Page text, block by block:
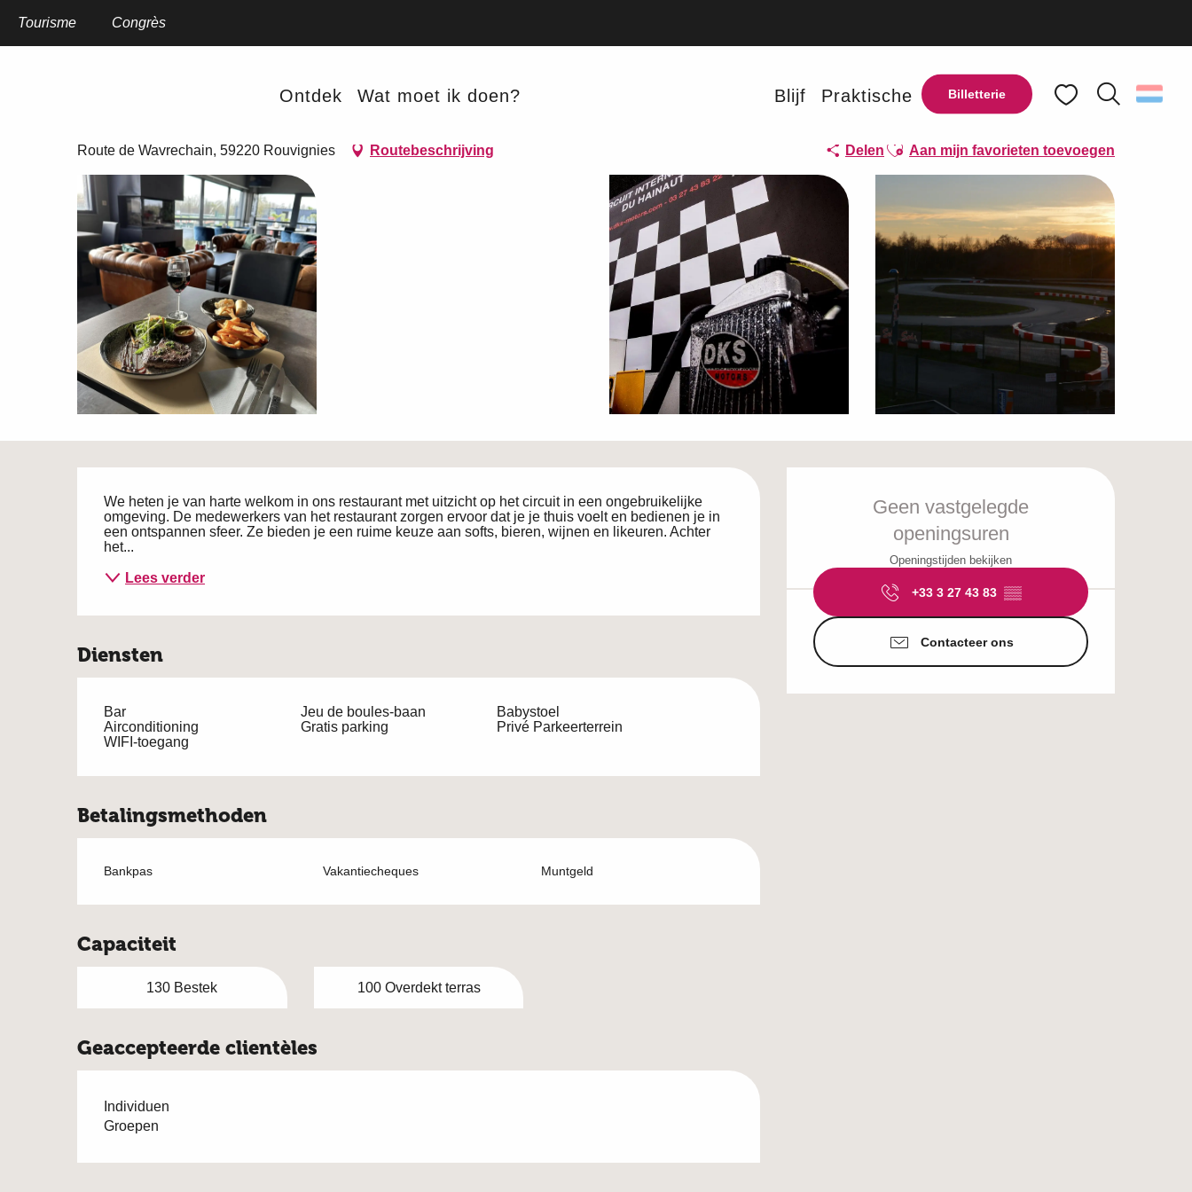
Billetterie
Tourisme Congrès
Ontdek Wat moet ik doen? Blijf Praktische
DKS Motors
Route de Wavrechain, 59220 Rouvignies Routebeschrijving Delen Ajouter aux favoris
Aan mijn favorieten toevoegen
Openingstijden en
Geen vastgelegde
openingsuren
Openingstijden bekijken
+33 3 27 43 83 ▒▒
Contacteer ons
Beschrijving
We heten je van harte welkom in ons restaurant met uitzicht op het circuit in een ongebruikelijke
omgeving. De medewerkers van het restaurant zorgen ervoor dat je je thuis voelt en bedienen je in
een ontspannen sfeer. Ze bieden je een ruime keuze aan softs, bieren, wijnen en likeuren. Achter
het...
Lees verder
Diensten
Bar Jeu de boules-baan
Babystoel
Airconditioning
Gratis parking
Privé Parkeerterrein
WIFI-toegang
Betalingsmethoden
Bankpas Vakantiecheques Muntgeld
Capaciteit
130 Bestek 100 Overdekt terras
Geaccepteerde clientèles
Individuen
Groepen